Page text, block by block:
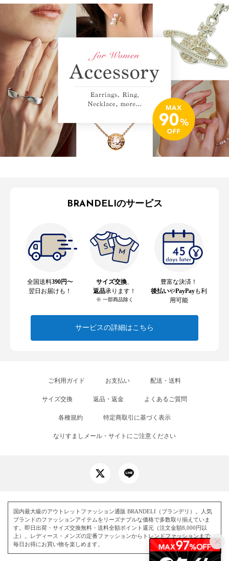
BRANDELIのサービス
全国送料390円〜
翌日お届けも！
サイズ交換
返品承ります！
※ 一部商品除く
豊富な決済！
後払いやPayPayも利
用可能
サービスの詳細はこちら
ご利用ガイド お支払い 配送・送料
サイズ交換 返品・返金 よくあるご質問
各種規約 特定商取引に基づく表示
なりすましメール・サイトにご注意ください
国内最大級のアウトレットファッション通販 BRANDELI（ブランデリ）。人気
ブランドのファッションアイテムをリーズナブルな価格で多数取り揃えていま
す。即日出荷・サイズ交換無料・送料全額ポイント還元（注文金額8,000円以
上）。レディース・メンズの定番ファッションからトレンドファッションまで、
毎日お得にお買い物を楽しめます。